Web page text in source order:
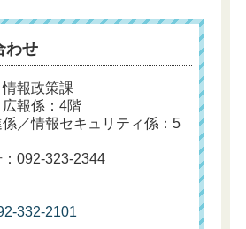
わせ
報政策課
報係：4階
／情報セキュリティ係：5
092-323-2344
332-2101